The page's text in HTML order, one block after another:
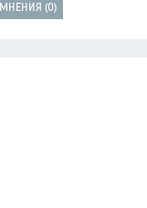
МНЕНИЯ (0)